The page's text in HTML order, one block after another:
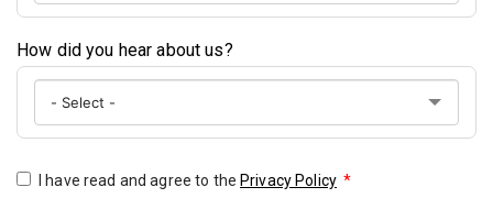
How did you hear about us?
I have read and agree to the Privacy Policy *